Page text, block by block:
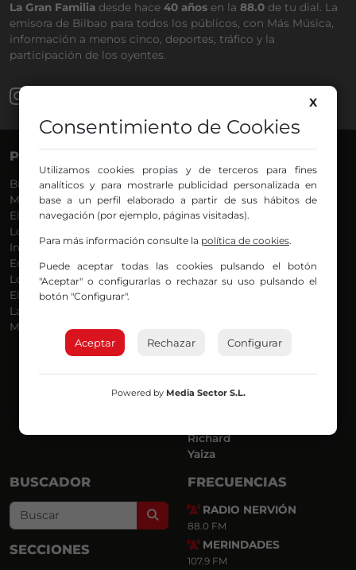
La Gran Familia desde hace 40 años en la 88.0 de tu dial. La
emisora de Bilbao para todos los públicos, con Más Música,
información a menos cinco, deportes, tráfico y la
participación de los oyentes.
PROGRAMAS
Bilbosport
Más Música
El Madrugador
Lo Más Nuevo
Informativos
En Ruta
Locos por la Música
El Supermadrugador
La Mañana de Radio Nervión
Más Madrugada
Agurtzane
Belén Ollero
Dani
Eva Argote
Endika
Iker
José Ignacio
Luis Carlos
Mar y Cielo
Richard
Yaiza
BUSCADOR
Search
SECCIONES
FRECUENCIAS
RADIO NERVIÓN
88.0 FM
MERINDADES
107.9 FM
X
Consentimiento de Cookies
Utilizamos cookies propias y de terceros para fines
analíticos y para mostrarle publicidad personalizada en
base a un perfil elaborado a partir de sus hábitos de
navegación (por ejemplo, páginas visitadas).
Para más información consulte la política de cookies.
Puede aceptar todas las cookies pulsando el botón
"Aceptar" o configurarlas o rechazar su uso pulsando el
botón "Configurar".
Aceptar Rechazar Configurar
Powered by Media Sector S.L.